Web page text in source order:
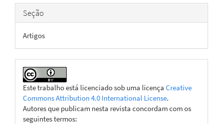
Seção
Artigos
Este trabalho está licenciado sob uma licença Creative
Commons Attribution 4.0 International License.
Autores que publicam nesta revista concordam com os
seguintes termos: